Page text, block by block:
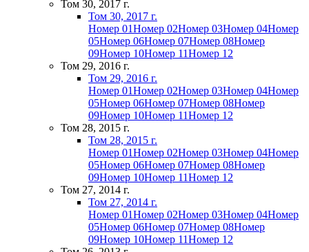
Том 30, 2017 г.
Том 30, 2017 г.
Номер 01Номер 02Номер 03Номер 04Номер
05Номер 06Номер 07Номер 08Номер
09Номер 10Номер 11Номер 12
Том 29, 2016 г.
Том 29, 2016 г.
Номер 01Номер 02Номер 03Номер 04Номер
05Номер 06Номер 07Номер 08Номер
09Номер 10Номер 11Номер 12
Том 28, 2015 г.
Том 28, 2015 г.
Номер 01Номер 02Номер 03Номер 04Номер
05Номер 06Номер 07Номер 08Номер
09Номер 10Номер 11Номер 12
Том 27, 2014 г.
Том 27, 2014 г.
Номер 01Номер 02Номер 03Номер 04Номер
05Номер 06Номер 07Номер 08Номер
09Номер 10Номер 11Номер 12